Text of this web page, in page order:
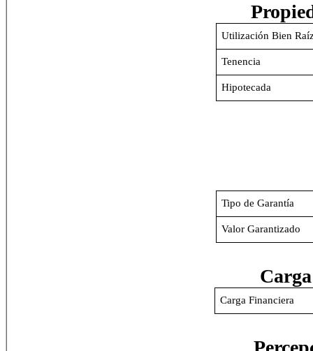
Utilización Bien
Tenencia
Hipotecada
Tipo de Garantía
Valor Garantizado
Carga Financiera